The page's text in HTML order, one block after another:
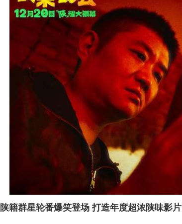
陕籍群星轮番爆笑登场 打造年度超浓陕味影片